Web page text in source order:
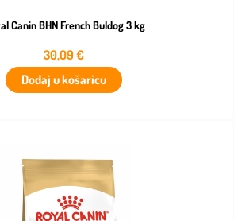
Canin BHN French Buldog 3 kg
30,09€
Dodaj u košaricu